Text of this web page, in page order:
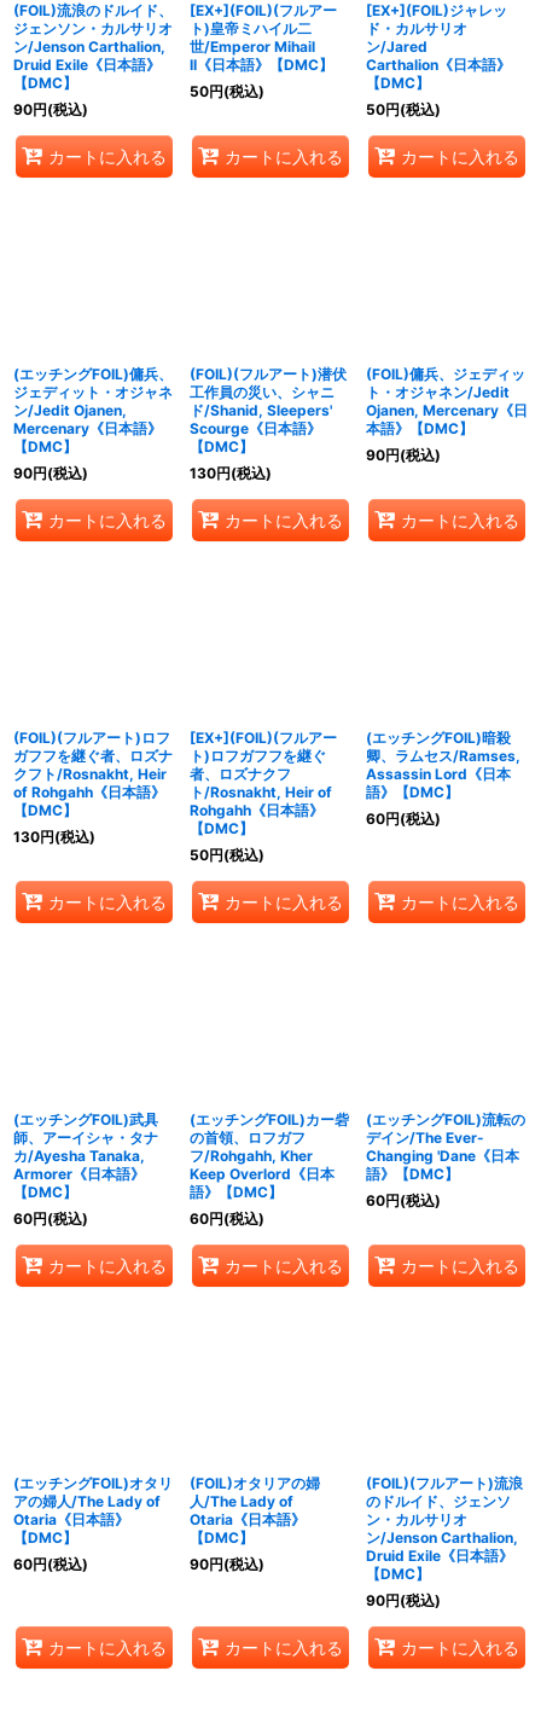
(FOIL)流浪のドルイド、
ジェンソン・カルサリオ
ン/Jenson Carthalion,
Druid Exile《日本語》
【DMC】
90円(税込)
カートに入れる
[EX+](FOIL)(フルアー
ト)皇帝ミハイル二
世/Emperor Mihail
II《日本語》【DMC】
50円(税込)
カートに入れる
[EX+](FOIL)ジャレッ
ド・カルサリオ
ン/Jared
Carthalion《日本語》
【DMC】
50円(税込)
カートに入れる
(エッチングFOIL)傭兵、
ジェディット・オジャネ
ン/Jedit Ojanen,
Mercenary《日本語》
【DMC】
90円(税込)
カートに入れる
(FOIL)(フルアート)潜伏
工作員の災い、シャニ
ド/Shanid, Sleepers'
Scourge《日本語》
【DMC】
130円(税込)
カートに入れる
(FOIL)傭兵、ジェディッ
ト・オジャネン/Jedit
Ojanen, Mercenary《日
本語》【DMC】
90円(税込)
カートに入れる
(FOIL)(フルアート)ロフ
ガフフを継ぐ者、ロズナ
クフト/Rosnakht, Heir
of Rohgahh《日本語》
【DMC】
130円(税込)
カートに入れる
[EX+](FOIL)(フルアー
ト)ロフガフフを継ぐ
者、ロズナクフ
ト/Rosnakht, Heir of
Rohgahh《日本語》
【DMC】
50円(税込)
カートに入れる
(エッチングFOIL)暗殺
卿、ラムセス/Ramses,
Assassin Lord《日本
語》【DMC】
60円(税込)
カートに入れる
(エッチングFOIL)武具
師、アーイシャ・タナ
カ/Ayesha Tanaka,
Armorer《日本語》
【DMC】
60円(税込)
カートに入れる
(エッチングFOIL)カー砦
の首領、ロフガフ
フ/Rohgahh, Kher
Keep Overlord《日本
語》【DMC】
60円(税込)
カートに入れる
(エッチングFOIL)流転の
デイン/The Ever-
Changing 'Dane《日本
語》【DMC】
60円(税込)
カートに入れる
(エッチングFOIL)オタリ
アの婦人/The Lady of
Otaria《日本語》
【DMC】
60円(税込)
カートに入れる
(FOIL)オタリアの婦
人/The Lady of
Otaria《日本語》
【DMC】
90円(税込)
カートに入れる
(FOIL)(フルアート)流浪
のドルイド、ジェンソ
ン・カルサリオ
ン/Jenson Carthalion,
Druid Exile《日本語》
【DMC】
90円(税込)
カートに入れる